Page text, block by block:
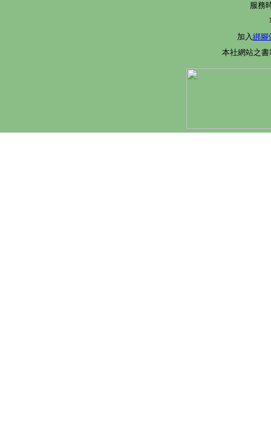
服務
加入綁腳
本社網站之